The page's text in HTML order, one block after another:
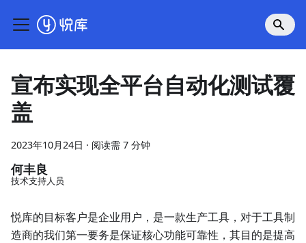
宣布实现全平台自动化测试覆
盖
2023年10月24日 · 阅读需 7 分钟
何丰良
技术支持人员
悦库的目标客户是企业用户，是一款生产工具，对于工具制
造商的我们第一要务是保证核心功能可靠性，其目的是提高